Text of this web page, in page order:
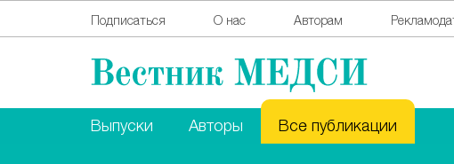
Подписаться О нас Авторам
Выпуски Авторы Все публикации